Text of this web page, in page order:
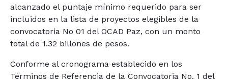
alcanzado el puntaje mínimo requerido para ser
incluidos en la lista de proyectos elegibles de la
convocatoria No 01 del OCAD Paz, con un monto
total de 1.32 billones de pesos.
Conforme al cronograma establecido en los
Términos de Referencia de la Convocatoria No. 1 del